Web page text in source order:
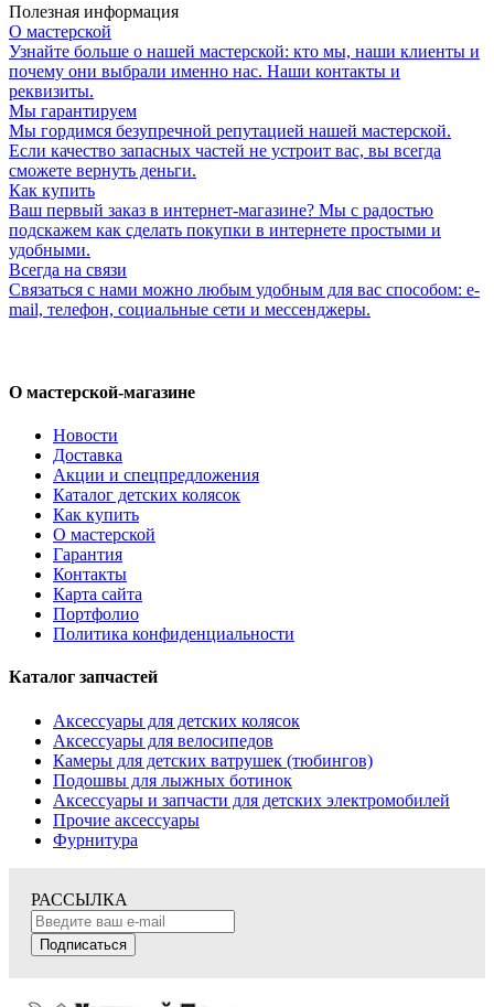
Полезная информация
О мастерской
Узнайте больше о нашей мастерской: кто мы, наши клиенты и
почему они выбрали именно нас. Наши контакты и
реквизиты.
Мы гарантируем
Мы гордимся безупречной репутацией нашей мастерской.
Если качество запасных частей не устроит вас, вы всегда
сможете вернуть деньги.
Как купить
Ваш первый заказ в интернет-магазине? Мы с радостью
подскажем как сделать покупки в интернете простыми и
удобными.
Всегда на связи
Связаться с нами можно любым удобным для вас способом: e-
mail, телефон, социальные сети и мессенджеры.
О мастерской-магазине
Новости
Доставка
Акции и спецпредложения
Каталог детских колясок
Как купить
О мастерской
Гарантия
Контакты
Карта сайта
Портфолио
Политика конфиденциальности
Каталог запчастей
Аксессуары для детских колясок
Аксессуары для велосипедов
Камеры для детских ватрушек (тюбингов)
Подошвы для лыжных ботинок
Аксессуары и запчасти для детских электромобилей
Прочие аксессуары
Фурнитура
РАССЫЛКА
Подписаться